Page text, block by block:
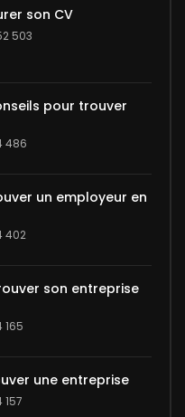
son CV
503
pour trouver
486
un employeur en
402
son entreprise
165
une entreprise
157